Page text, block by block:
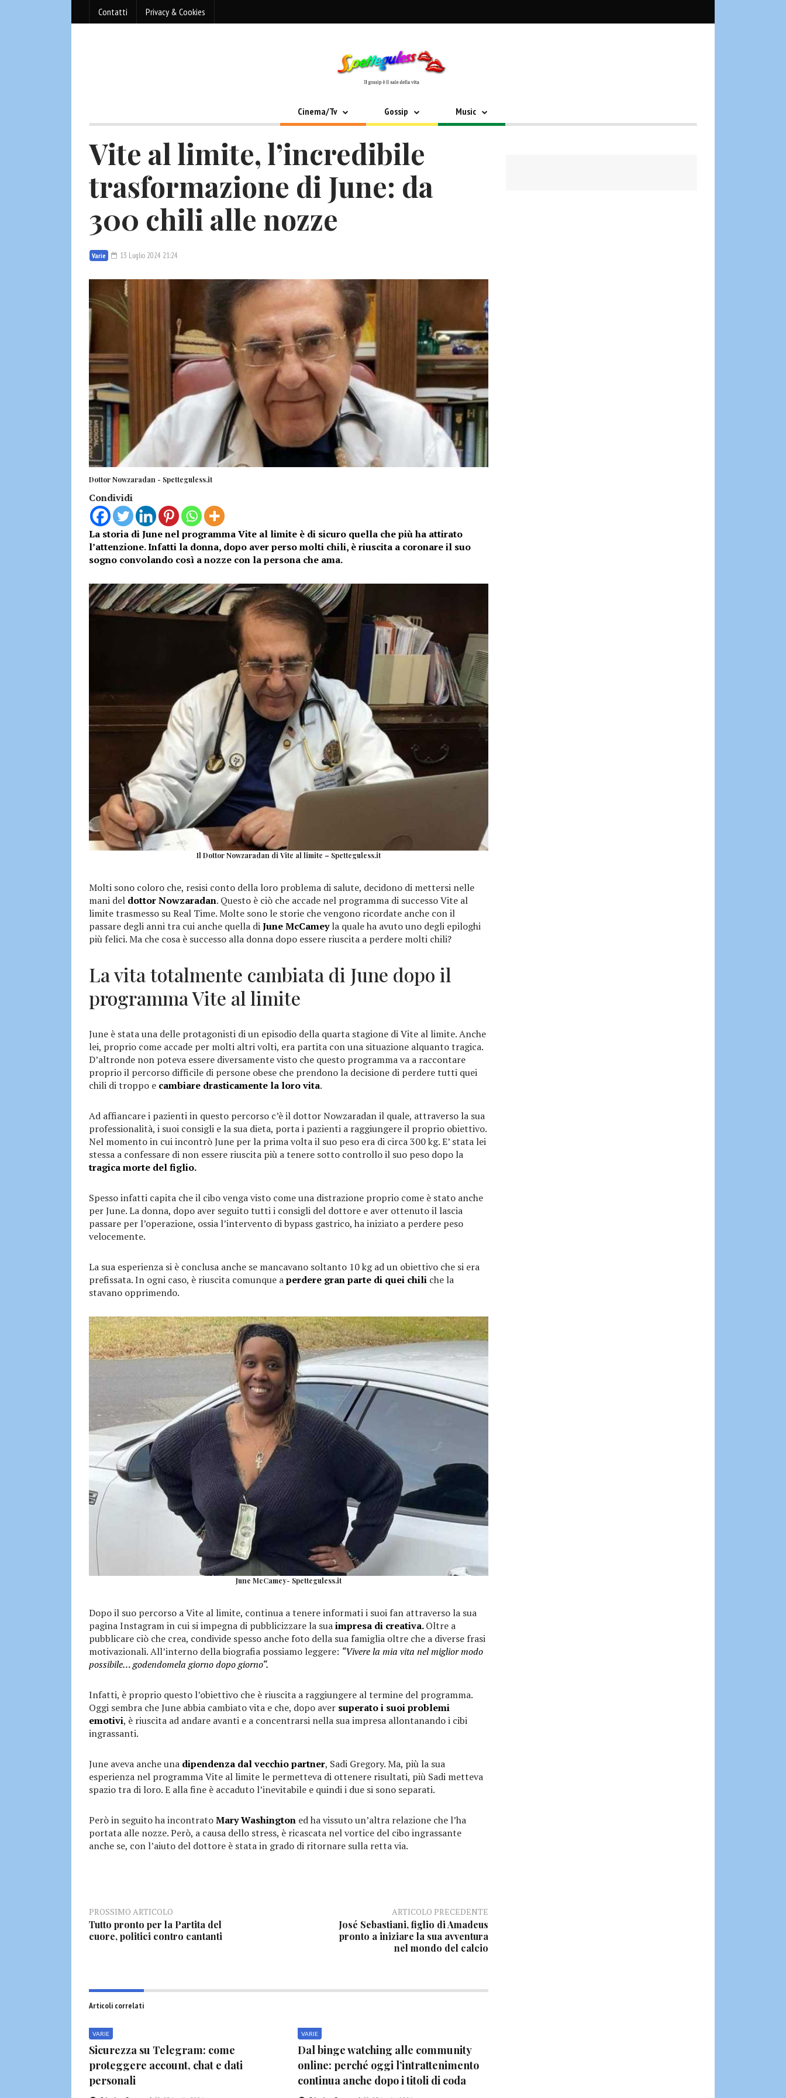
Contatti Privacy & Cookies
Cinema/Tv Gossip Music
Vite al limite, l’incredibile
trasformazione di June: da
300 chili alle nozze
Varie 13 Luglio 2024 21:24
Dottor Nowzaradan - Spetteguless.it
Condividi
La storia di June nel programma Vite al limite è di sicuro quella che più ha attirato
l’attenzione. Infatti la donna, dopo aver perso molti chili, è riuscita a coronare il suo
sogno convolando così a nozze con la persona che ama.
Il Dottor Nowzaradan di Vite al limite – Spetteguless.it
Molti sono coloro che, resisi conto della loro problema di salute, decidono di mettersi nelle
mani del dottor Nowzaradan. Questo è ciò che accade nel programma di successo Vite al
limite trasmesso su Real Time. Molte sono le storie che vengono ricordate anche con il
passare degli anni tra cui anche quella diJune McCameyla quale ha avuto uno degli epiloghi
più felici. Ma che cosa è successo alla donna dopo essere riuscita a perdere molti chili?
La vita totalmente cambiata di June dopo il
programma Vite al limite
June è stata una delle protagonisti di un episodio della quarta stagione di Vite al limite. Anche
lei, proprio come accade per molti altri volti, era partita con una situazione alquanto tragica.
D’altronde non poteva essere diversamente visto che questo programma va a raccontare
proprio il percorso difficile di persone obese che prendono la decisione di perdere tutti quei
chili di troppo e cambiare drasticamente la loro vita.
Ad affiancare i pazienti in questo percorso c’è il dottor Nowzaradan il quale, attraverso la sua
professionalità, i suoi consigli e la sua dieta, porta i pazienti a raggiungere il proprio obiettivo.
Nel momento in cui incontrò June per la prima volta il suo peso era di circa 300 kg. E’ stata lei
stessa a confessare di non essere riuscita più a tenere sotto controllo il suo peso dopo la
tragica morte del figlio.
Spesso infatti capita che il cibo venga visto come una distrazione proprio come è stato anche
per June. La donna, dopo aver seguito tutti i consigli del dottore e aver ottenuto il lascia
passare per l’operazione, ossia l’intervento di bypass gastrico, ha iniziato a perdere peso
velocemente.
La sua esperienza si è conclusa anche se mancavano soltanto 10 kg ad un obiettivo che si era
prefissata. In ogni caso, è riuscita comunque aperdere gran parte di quei chili che la
stavano opprimendo.
June McCamey- Spetteguless.it
Dopo il suo percorso a Vite al limite, continua a tenere informati i suoi fan attraverso la sua
pagina Instagram in cui si impegna di pubblicizzare la suaimpresa di creativa.Oltre a
pubblicare ciò che crea, condivide spesso anche foto della sua famiglia oltre che a diverse frasi
motivazionali. All’interno della biografia possiamo leggere: “Vivere la mia vita nel miglior modo
possibile… godendomela giorno dopo giorno“.
Infatti, è proprio questo l’obiettivo che è riuscita a raggiungere al termine del programma.
Oggi sembra che June abbia cambiato vita e che, dopo aver superato i suoi problemi
emotivi, è riuscita ad andare avanti e a concentrarsi nella sua impresa allontanando i cibi
ingrassanti.
June aveva anche una dipendenza dal vecchio partner, Sadi Gregory. Ma, più la sua
esperienza nel programma Vite al limite le permetteva di ottenere risultati, più Sadi metteva
spazio tra di loro. E alla fine è accaduto l’inevitabile e quindi i due si sono separati.
Però in seguito ha incontratoMary Washington ed ha vissuto un’altra relazione che l’ha
portata alle nozze. Però, a causa dello stress, è ricascata nel vortice del cibo ingrassante
anche se, con l’aiuto del dottore è stata in grado di ritornare sulla retta via.
PROSSIMO ARTICOLO
Tutto pronto per la Partita del
cuore, politici contro cantanti
ARTICOLO PRECEDENTE
José Sebastiani, figlio di Amadeus
pronto a iniziare la sua avventura
nel mondo del calcio
Articoli correlati
VARIE
Sicurezza su Telegram: come
proteggere account, chat e dati
personali
VARIE
Dal binge watching alle community
online: perché oggi l’intrattenimento
continua anche dopo i titoli di coda